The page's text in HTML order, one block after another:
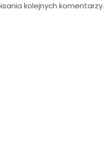
kolejnych komentarzy.